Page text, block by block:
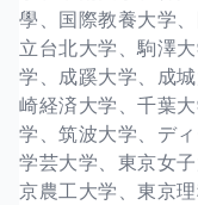
學、国際教養大学
立台北大学、駒澤
学、成蹊大学、成
崎経済大学、千葉
学、筑波大学、デ
学芸大学、東京女
京農工大学、東京